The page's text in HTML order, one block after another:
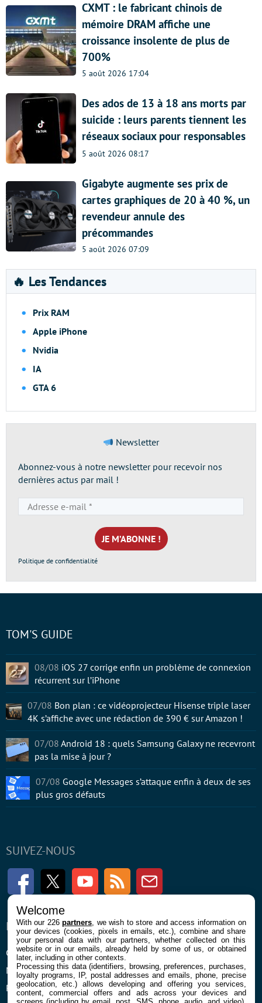
CXMT : le fabricant chinois de
mémoire DRAM affiche une
croissance insolente de plus de
700%
5 août 2026 17:04
Des ados de 13 à 18 ans morts par
suicide : leurs parents tiennent les
réseaux sociaux pour responsables
5 août 2026 08:17
Gigabyte augmente ses prix de
cartes graphiques de 20 à 40 %, un
revendeur annule des
précommandes
5 août 2026 07:09
🔥 Les Tendances
Prix RAM
Apple iPhone
Nvidia
IA
GTA 6
Newsletter
Abonnez-vous à notre newsletter pour recevoir nos
dernières actus par mail !
e-
mail
*
Politique de confidentialité
SUIVEZ-NOUS
FacebookTwitter Youtube RSS Newsletter
ENTREPRISE
Confidentialité et Cookies
Mentions légales et CGU
Préférences Cookies
À PROPOS
Contact
TOM'S GUIDE
08/08 iOS 27 corrige enfin un problème de connexion
récurrent sur l’iPhone
07/08 Bon plan : ce vidéoprojecteur Hisense triple laser
4K s’affiche avec une rédaction de 390 € sur Amazon !
07/08 Android 18 : quels Samsung Galaxy ne recevront
pas la mise à jour ?
07/08 Google Messages s’attaque enfin à deux de ses
plus gros défauts
Welcome
With our 226partners , we wish to store and access information on
your devices (cookies, pixels in emails, etc.), combine and share
your personal data with our partners, whether collected on this
website or in our emails, already held by some of us, or obtained
later, including in other contexts.
Processing this data (identifiers, browsing, preferences, purchases,
loyalty programs, IP, postal addresses and emails, phone, precise
geolocation, etc.) allows developing and offering you services,
content, commercial offers and ads across your devices and
screens (including by email, post, SMS, phone, audio, and video),